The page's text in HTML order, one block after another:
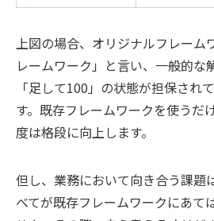
上図の場合、オリジナルフレーム
レームワーク」と言い、一般的な
「足して100」の状態が担保され
す。既存フレームワークを使うだ
度は格段に向上します。
但し、業務において向き合う課題
べてが既存フレームワークにあて